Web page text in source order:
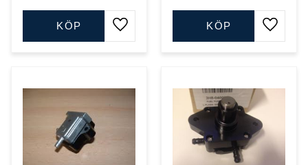
Lägg till i favoriter
KÖP
Lägg
KÖP